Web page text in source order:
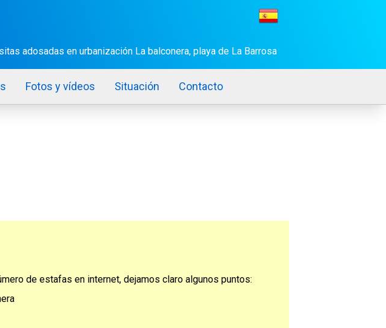
adosadas en urbanización La balconera, playa de La Barrosa
Fotos y vídeos Situación Contacto
de estafas en internet, dejamos claro algunos puntos: